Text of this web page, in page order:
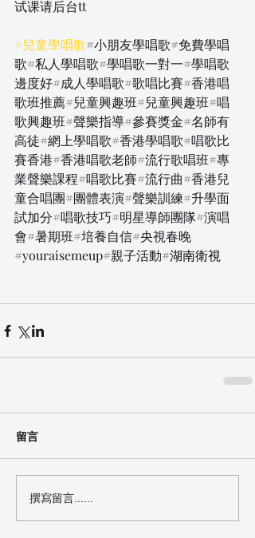
试课请后台tt
#兒童學唱歌#小朋友學唱歌#免費學唱
歌#私人學唱歌#學唱歌一對一#學唱歌
邊度好#成人學唱歌#歌唱比賽#香港唱
歌班推薦#兒童興趣班#兒童興趣班#唱
歌興趣班#聲樂指導#參賽獎金#名師有
高徒#網上學唱歌#香港學唱歌#唱歌比
賽香港#香港唱歌老師#流行歌唱班#專
業聲樂課程#唱歌比賽#流行曲#香港兒
童合唱團#團體表演#聲樂訓練#升學面
試加分#唱歌技巧#明星導師團隊#演唱
會#暑期班#培養自信#央視春晚
#youraisemeup#親子活動#湖南衛視
留言
撰寫留言......